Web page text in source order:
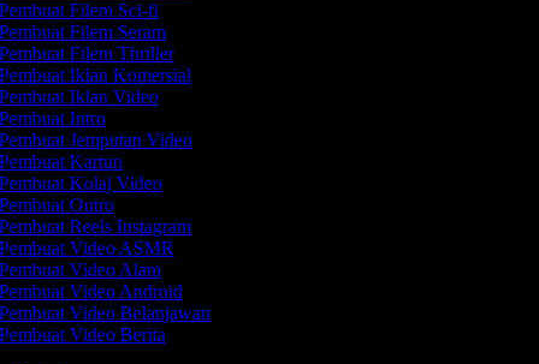
Filem Sci-fi
Filem Seram
Filem Thriller
Iklan Komersial
Iklan Video
Intro
Jemputan Video
Kartun
Kolaj Video
Outro
Reels Instagram
Video ASMR
Video Alam
Video Android
Video Belanjawan
Video Berita